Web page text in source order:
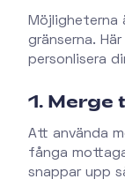
Möjligheterna
gränserna.
personlisera
1. Merge
Att använda
fånga
snappar upp